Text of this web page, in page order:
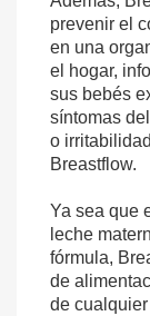
prevenir el
en una
el hogar,
sus bebés
síntomas
o
Breastflow.
Ya sea que
leche
fórmula,
de
de